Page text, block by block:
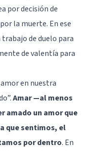
por decisión de
la muerte. En ese
de duelo para
de valentía para
en nuestra
Amar —al menos
amado un amor que
que sentimos, el
por dentro. En